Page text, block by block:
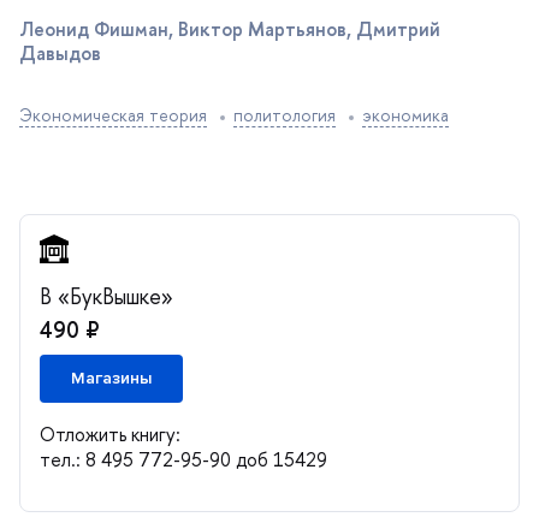
Леонид Фишман, Виктор Мартьянов, Дмитрий
Давыдо
Экономическая теория политология экономика
«БукВышке»
490 ₽
Магазины
Отложить книгу:
тел.: 8 495 772-95-90 доб 15429